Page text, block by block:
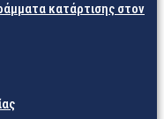
κατάρτισης στον